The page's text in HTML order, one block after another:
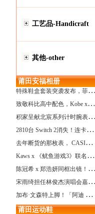
工艺品-Handicraft
其他-other
莆田安福相册
特
殊鞋盒套装突袭发布，菲董阿迪“水母鞋”联名要来了！
致
敬科比高中配色，Kobe x AF1套装系列曝光！
积
家呈献北宸系列计时腕表 搭配全新海洋灰色漆面表盘
2
810台 Switch 2消失！连卡车司机都懵了
去
年断货的那枚表， CASIO指环表又要发售了
K
aws x 《鱿鱼游戏3》联名玩偶曝光，确认发售...
陈
冠希 x 郑浩妍同框出镜！CLOT x Adidas这个夏天又回来了
宋
雨绮担任林俊杰演唱会嘉宾上热搜，竟然穿了一双十几年前的adidas联名？
加
布·文森特上脚！「阿迪 x Fog」新联名又曝光了，确认发售！
莆田运动鞋